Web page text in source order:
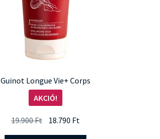
Guinot Longue Vie+ Corps
AKCIÓ!
19.900Ft Original
18.790 Ft